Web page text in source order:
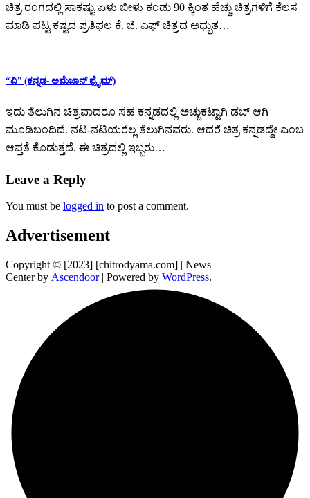
ಚಿತ್ರ ರಂಗದಲ್ಲಿ ಸಾಕಷ್ಟು ಏಳು ಬೀಳು ಕಂಡು 90 ಕ್ಕಿಂತ ಹೆಚ್ಚು ಚಿತ್ರಗಳಿಗೆ ಕೆಲಸ
ಮಾಡಿ ಪಟ್ಟ ಕಷ್ಟದ ಪ್ರತಿಫಲ ಕೆ. ಜಿ. ಎಫ್ ಚಿತ್ರದ ಅಧ್ಭುತ…
“ವಿ” (ಕನ್ನಡ- ಅಮೆಜಾನ್ ಪ್ರೈಮ್)
ಇದು ತೆಲುಗಿನ ಚಿತ್ರವಾದರೂ ಸಹ ಕನ್ನಡದಲ್ಲಿ ಅಚ್ಚುಕಟ್ಟಾಗಿ ಡಬ್ ಆಗಿ
ಮೂಡಿಬಂದಿದೆ. ನಟ-ನಟಿಯರೆಲ್ಲ ತೆಲುಗಿನವರು. ಆದರೆ ಚಿತ್ರ ಕನ್ನಡದ್ದೇ ಎಂಬ
ಆಪ್ತತೆ ಕೊಡುತ್ತದೆ. ಈ ಚಿತ್ರದಲ್ಲಿ ಇಬ್ಬರು…
Leave a Reply
You must be logged in to post a comment.
Advertisement
Copyright © [2023] [chitrodyama.com] | News
Center by Ascendoor| Powered by WordPress.